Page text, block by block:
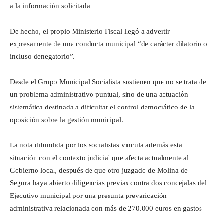
a la información solicitada.
De hecho, el propio Ministerio Fiscal llegó a advertir
expresamente de una conducta municipal “de carácter dilatorio o
incluso denegatorio”.
Desde el Grupo Municipal Socialista sostienen que no se trata de
un problema administrativo puntual, sino de una actuación
sistemática destinada a dificultar el control democrático de la
oposición sobre la gestión municipal.
La nota difundida por los socialistas vincula además esta
situación con el contexto judicial que afecta actualmente al
Gobierno local, después de que otro juzgado de Molina de
Segura haya abierto diligencias previas contra dos concejalas del
Ejecutivo municipal por una presunta prevaricación
administrativa relacionada con más de 270.000 euros en gastos